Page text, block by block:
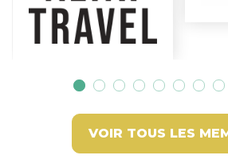
VOIR TOUS LES